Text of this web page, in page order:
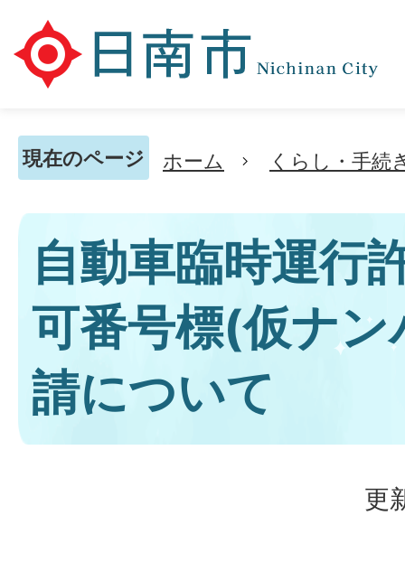
現在のページ ホーム くらし・手続
自動車臨時運行
可番号標(仮ナ
請について
更